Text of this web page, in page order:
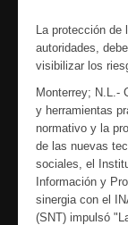
La protección de
autoridades,
visibilizar los
Monterrey; N.L.-
y herramientas
normativo y la
de las nuevas
sociales, el
Información y
sinergia con el
(SNT) impulsó